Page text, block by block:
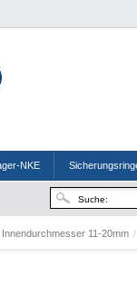
NKE
Innendurchmesser 11-20mm /